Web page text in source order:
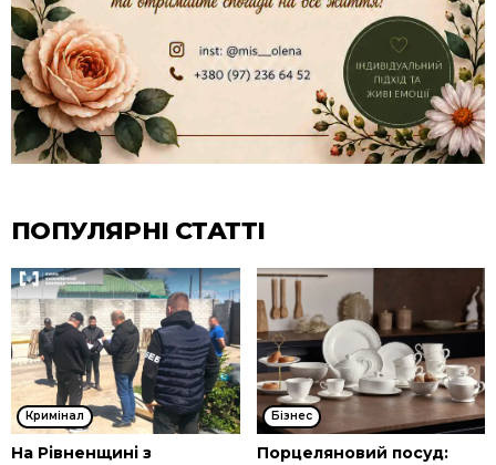
ПОПУЛЯРНІ СТАТТІ
Кримінал
На Рівненщині з
Бізнес
Порцеляновий посуд: